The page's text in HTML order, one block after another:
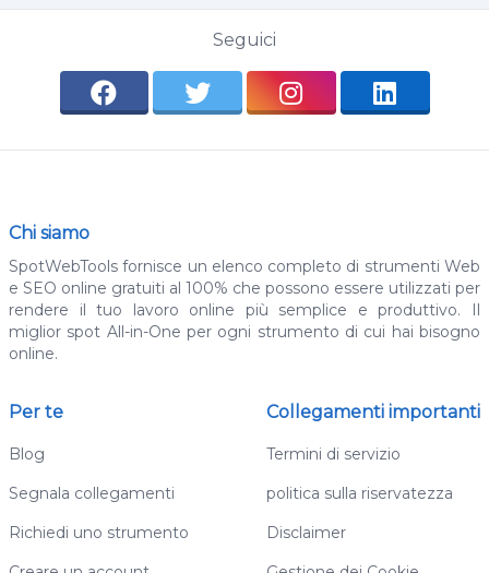
Seguici
Chi siamo
SpotWebTools fornisce un elenco completo di strumenti Web
e SEO online gratuiti al 100% che possono essere utilizzati per
rendere il tuo lavoro online più semplice e produttivo. Il
miglior spot All-in-One per ogni strumento di cui hai bisogno
online.
Per te
Blog
Segnala collegamenti
Richiedi uno strumento
Collegamenti importanti
Termini di servizio
politica sulla riservatezza
Disclaimer